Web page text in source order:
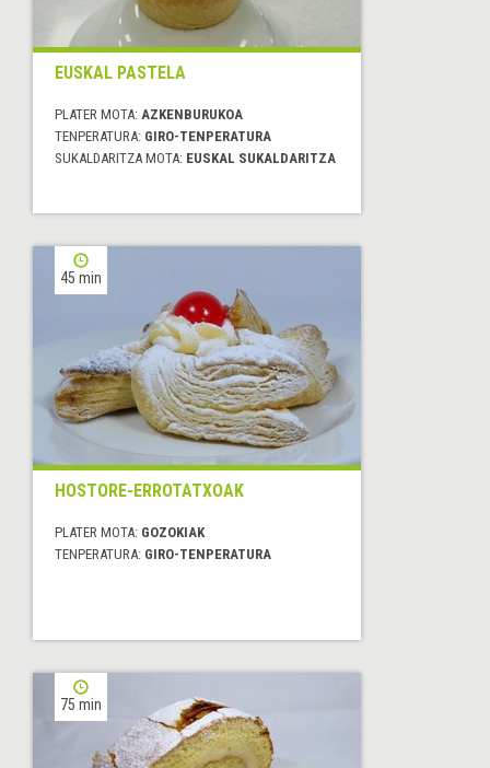
EUSKAL PASTELA
PLATER MOTA: AZKENBURUKOA
TENPERATURA: GIRO-TENPERATURA
SUKALDARITZA MOTA: EUSKAL SUKALDARITZA
45 min
HOSTORE-ERROTATXOAK
PLATER MOTA: GOZOKIAK
TENPERATURA: GIRO-TENPERATURA
75 min